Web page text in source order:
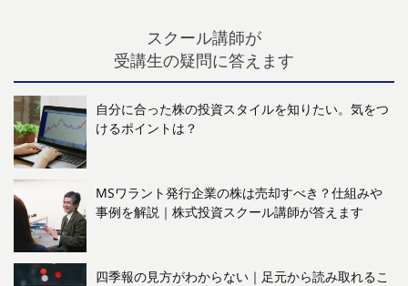
スクール講師が
受講生の疑問に答えます
自分に合った株の投資スタイルを知りたい。気をつ
けるポイントは？
MSワラント発行企業の株は売却すべき？仕組みや
事例を解説｜株式投資スクール講師が答えます
四季報の見方がわからない｜足元から読み取れるこ